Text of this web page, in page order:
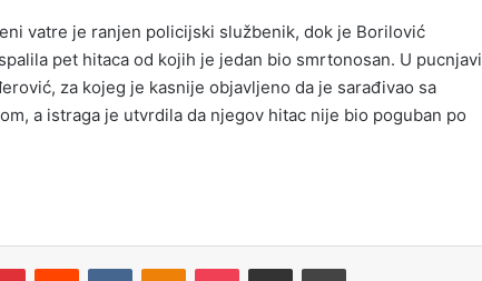
vatre je ranjen policijski službenik, dok je Borilović
pet hitaca od kojih je jedan bio smrtonosan. U pucnjavi
za kojeg je kasnije objavljeno da je sarađivao sa
a istraga je utvrdila da njegov hitac nije bio poguban po